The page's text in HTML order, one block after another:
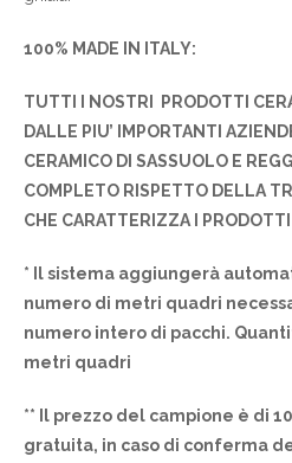
100% MADE IN ITALY:
TUTTI I NOSTRI PRODOTTI
DALLE PIU’ IMPORTANTI
CERAMICO DI SASSUOLO E
COMPLETO RISPETTO DELLA
CHE CARATTERIZZA I
* Il sistema aggiungerà
numero di metri quadri
numero intero di pacchi.
metri quadri
** Il prezzo del campione è di
gratuita, in caso di conferma